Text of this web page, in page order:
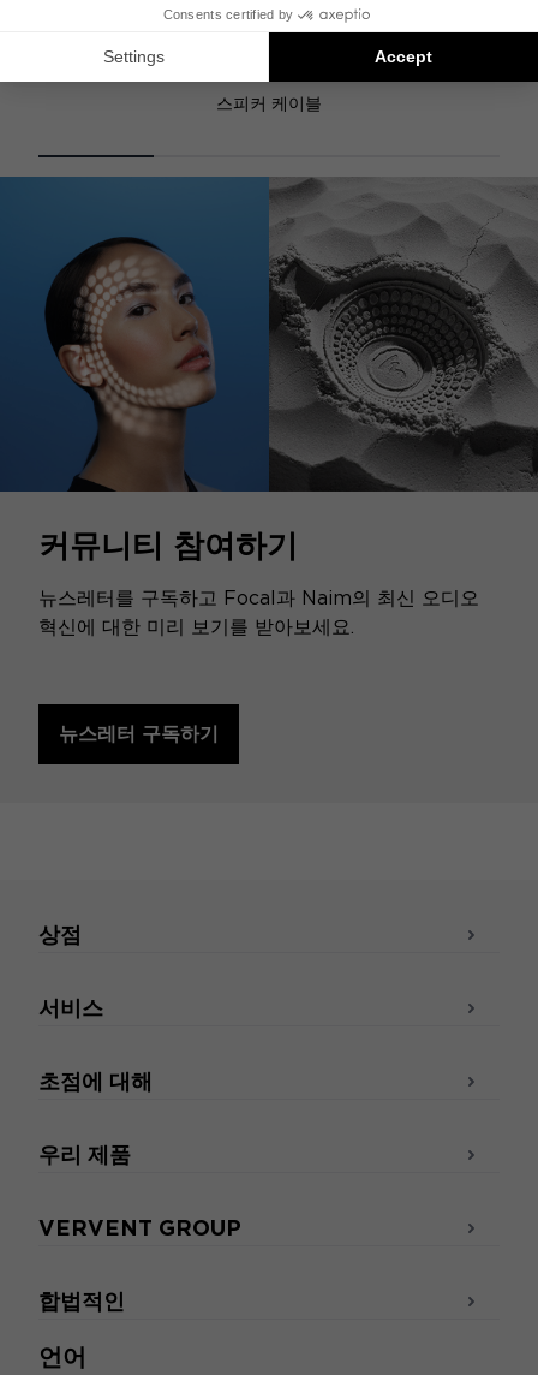
스피커 케이블
커뮤니티 참여하기
뉴스레터를 구독하고 Focal과 Naim의 최신 오디오
혁신에 대한 미리 보기를 받아보세요.
뉴스레터 구독하기
언어
상점
서비스
초점에 대해
우리 제품
VERVENT GROUP
합법적인